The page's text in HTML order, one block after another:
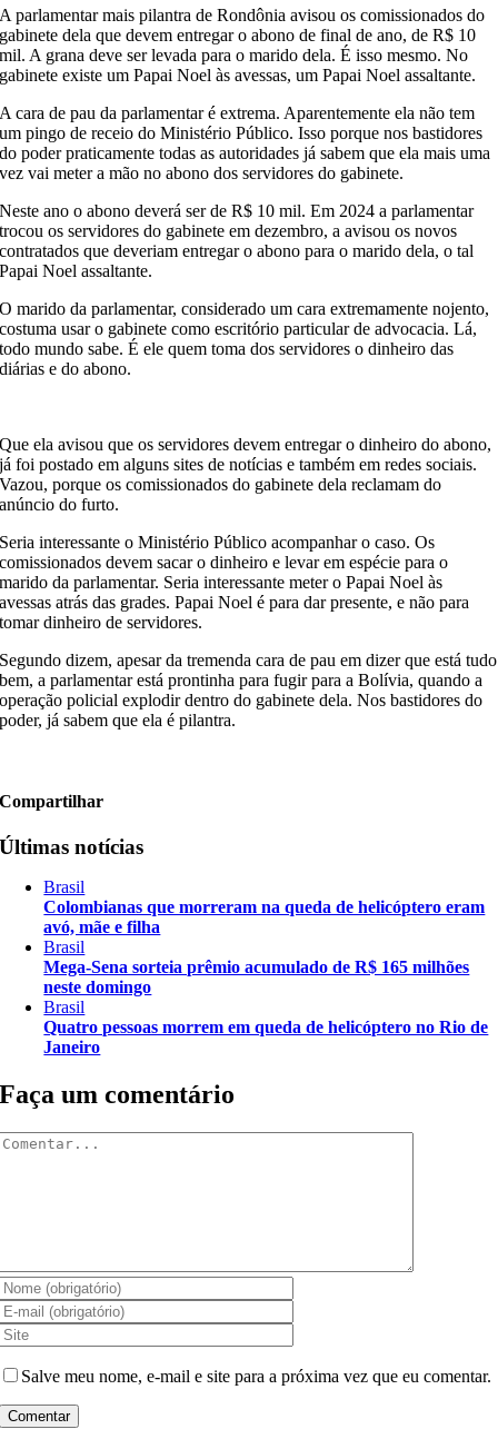
A parlamentar mais pilantra de Rondônia avisou os comissionados do
gabinete dela que devem entregar o abono de final de ano, de R$ 10
mil. A grana deve ser levada para o marido dela. É isso mesmo. No
gabinete existe um Papai Noel às avessas, um Papai Noel assaltante.
A cara de pau da parlamentar é extrema. Aparentemente ela não tem
um pingo de receio do Ministério Público. Isso porque nos bastidores
do poder praticamente todas as autoridades já sabem que ela mais uma
vez vai meter a mão no abono dos servidores do gabinete.
Neste ano o abono deverá ser de R$ 10 mil. Em 2024 a parlamentar
trocou os servidores do gabinete em dezembro, a avisou os novos
contratados que deveriam entregar o abono para o marido dela, o tal
Papai Noel assaltante.
O marido da parlamentar, considerado um cara extremamente nojento,
costuma usar o gabinete como escritório particular de advocacia. Lá,
todo mundo sabe. É ele quem toma dos servidores o dinheiro das
diárias e do abono.
Que ela avisou que os servidores devem entregar o dinheiro do abono,
já foi postado em alguns sites de notícias e também em redes sociais.
Vazou, porque os comissionados do gabinete dela reclamam do
anúncio do furto.
Seria interessante o Ministério Público acompanhar o caso. Os
comissionados devem sacar o dinheiro e levar em espécie para o
marido da parlamentar. Seria interessante meter o Papai Noel às
avessas atrás das grades. Papai Noel é para dar presente, e não para
tomar dinheiro de servidores.
Segundo dizem, apesar da tremenda cara de pau em dizer que está tudo
bem, a parlamentar está prontinha para fugir para a Bolívia, quando a
operação policial explodir dentro do gabinete dela. Nos bastidores do
poder, já sabem que ela é pilantra.
Compartilhar
Últimas notícias
Brasil
Colombianas que morreram na queda de helicóptero eram
avó, mãe e filha
Brasil
Mega-Sena sorteia prêmio acumulado de R$ 165 milhões
neste domingo
Brasil
Quatro pessoas morrem em queda de helicóptero no Rio de
Janeiro
Faça um comentário
Salve meu nome, e-mail e site para a próxima vez que eu comentar.